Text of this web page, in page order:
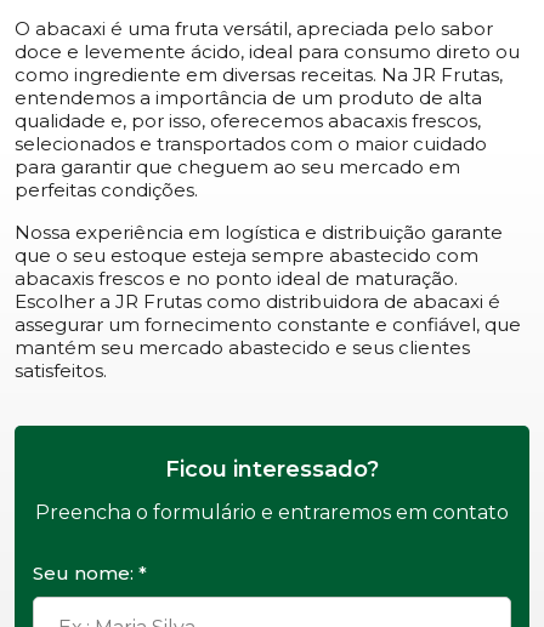
O abacaxi é uma fruta versátil, apreciada pelo sabor
doce e levemente ácido, ideal para consumo direto ou
como ingrediente em diversas receitas. Na JR Frutas,
entendemos a importância de um produto de alta
qualidade e, por isso, oferecemos abacaxis frescos,
selecionados e transportados com o maior cuidado
para garantir que cheguem ao seu mercado em
perfeitas condições.
Nossa experiência em logística e distribuição garante
que o seu estoque esteja sempre abastecido com
abacaxis frescos e no ponto ideal de maturação.
Escolher a JR Frutas como distribuidora de abacaxi é
assegurar um fornecimento constante e confiável, que
mantém seu mercado abastecido e seus clientes
satisfeitos.
Ficou interessado?
Preencha o formulário e entraremos em contato
Seu nome: *